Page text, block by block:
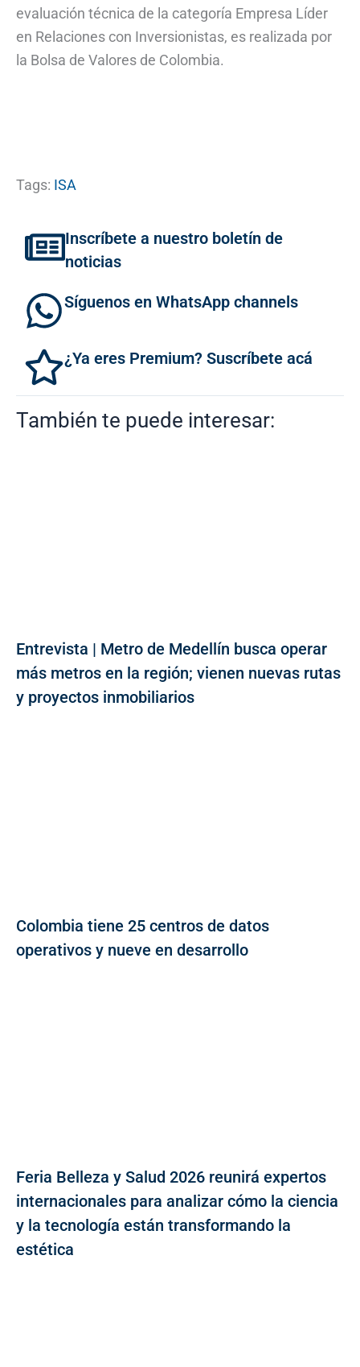
evaluación técnica de la categoría Empresa Líder
en Relaciones con Inversionistas, es realizada por
la Bolsa de Valores de Colombia.
Tags: ISA
Inscríbete a nuestro boletín de
noticias
Síguenos en WhatsApp channels
¿Ya eres Premium? Suscríbete acá
También te puede interesar:
Entrevista | Metro de Medellín busca operar
más metros en la región; vienen nuevas rutas
y proyectos inmobiliarios
Colombia tiene 25 centros de datos
operativos y nueve en desarrollo
Feria Belleza y Salud 2026 reunirá expertos
internacionales para analizar cómo la ciencia
y la tecnología están transformando la
estética